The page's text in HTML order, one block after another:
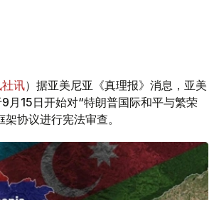
讯）据亚美尼亚《真理报》消息，亚美
月15日开始对“特朗普国际和平与繁荣
协议进行宪法审查。